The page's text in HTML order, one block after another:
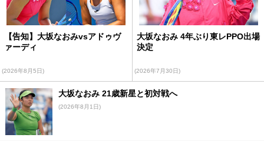
【告知】大坂なおみvsアドゥヴ
ァーディ
(2026年8月5日)
大坂なおみ 4年ぶり東レPPO出場
決定
(2026年7月30日)
大坂なおみ 21歳新星と初対戦へ
(2026年8月1日)